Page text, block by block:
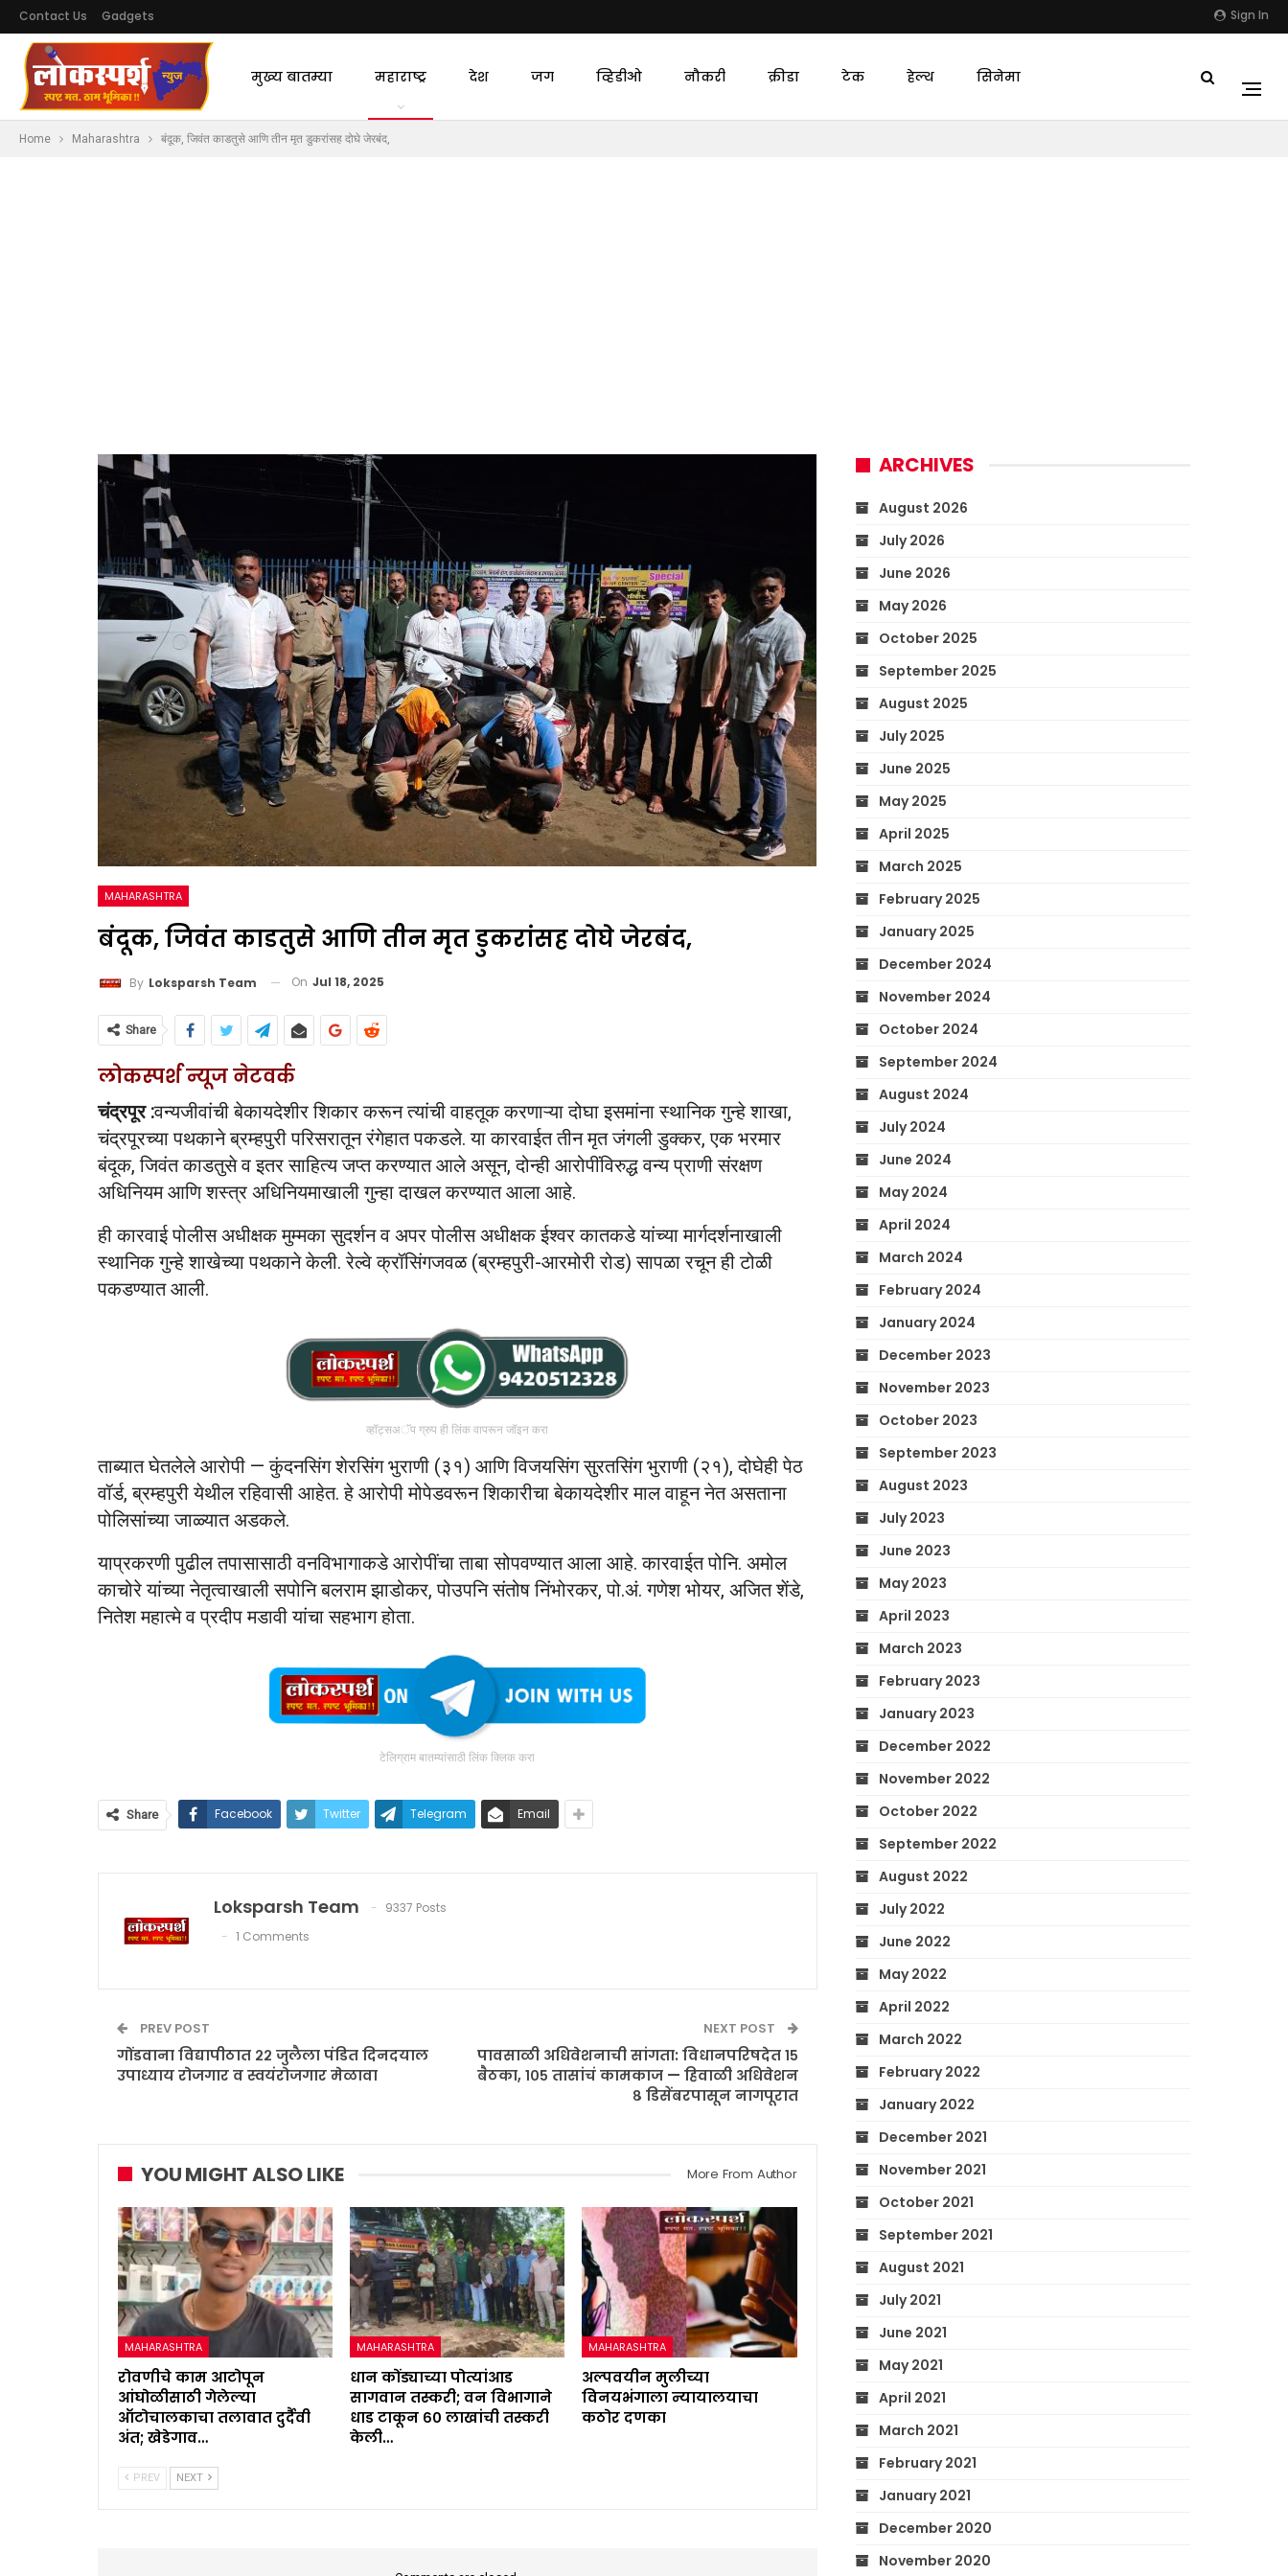
Sign In
Contact Us Gadgets
मुख्य बातम्या महाराष्ट्र देश जग व्हिडीओ नौकरी क्रीडा टेक हेल्थ सिनेमा
Home Maharashtra बंदूक, जिवंत काडतुसे आणि तीन मृत डुकरांसह दोघे जेरबंद,
MAHARASHTRA
बंदूक, जिवंत काडतुसे आणि तीन मृत डुकरांसह दोघे जेरबंद,
By Loksparsh Team On Jul 18, 2025
Share
लोकस्पर्श न्यूज नेटवर्क
चंद्रपूर :वन्यजीवांची बेकायदेशीर शिकार करून त्यांची वाहतूक करणाऱ्या दोघा इसमांना स्थानिक गुन्हे शाखा,
चंद्रपूरच्या पथकाने ब्रम्हपुरी परिसरातून रंगेहात पकडले. या कारवाईत तीन मृत जंगली डुक्कर, एक भरमार
बंदूक, जिवंत काडतुसे व इतर साहित्य जप्त करण्यात आले असून, दोन्ही आरोपींविरुद्ध वन्य प्राणी संरक्षण
अधिनियम आणि शस्त्र अधिनियमाखाली गुन्हा दाखल करण्यात आला आहे.
ही कारवाई पोलीस अधीक्षक मुम्मका सुदर्शन व अपर पोलीस अधीक्षक ईश्वर कातकडे यांच्या मार्गदर्शनाखाली
स्थानिक गुन्हे शाखेच्या पथकाने केली. रेल्वे क्रॉसिंगजवळ (ब्रम्हपुरी-आरमोरी रोड) सापळा रचून ही टोळी
पकडण्यात आली.
व्हॉट्सअॅप ग्रुप ही लिंक वापरून जॉइन करा
ताब्यात घेतलेले आरोपी — कुंदनसिंग शेरसिंग भुराणी (३१) आणि विजयसिंग सुरतसिंग भुराणी (२१), दोघेही पेठ
वॉर्ड, ब्रम्हपुरी येथील रहिवासी आहेत. हे आरोपी मोपेडवरून शिकारीचा बेकायदेशीर माल वाहून नेत असताना
पोलिसांच्या जाळ्यात अडकले.
याप्रकरणी पुढील तपासासाठी वनविभागाकडे आरोपींचा ताबा सोपवण्यात आला आहे. कारवाईत पोनि. अमोल
काचोरे यांच्या नेतृत्वाखाली सपोनि बलराम झाडोकर, पोउपनि संतोष निंभोरकर, पो.अं. गणेश भोयर, अजित शेंडे,
नितेश महात्मे व प्रदीप मडावी यांचा सहभाग होता.
टेलिग्राम बातम्यांसाठी लिंक क्लिक करा
Share Facebook Twitter Telegram Email
Loksparsh Team
9337 Posts
1 Comments
PREV POST
गोंडवाना विद्यापीठात २२ जुलैला पंडित दिनदयाल
उपाध्याय रोजगार व स्वयंरोजगार मेळावा
NEXT POST
पावसाळी अधिवेशनाची सांगता: विधानपरिषदेत १५
बैठका, १०५ तासांचं कामकाज — हिवाळी अधिवेशन
८ डिसेंबरपासून नागपूरात
YOU MIGHT ALSO LIKE More From Author
MAHARASHTRA
रोवणीचे काम आटोपून
आंघोळीसाठी गेलेल्या
ऑटोचालकाचा तलावात दुर्दैवी
अंत; खेडेगाव…
MAHARASHTRA
धान कोंड्याच्या पोत्यांआड
सागवान तस्करी; वन विभागाने
धाड टाकून ६० लाखांची तस्करी
केली…
MAHARASHTRA
अल्पवयीन मुलीच्या
विनयभंगाला न्यायालयाचा
कठोर दणका
PREV NEXT
ARCHIVES
August 2026
July 2026
June 2026
May 2026
October 2025
September 2025
August 2025
July 2025
June 2025
May 2025
April 2025
March 2025
February 2025
January 2025
December 2024
November 2024
October 2024
September 2024
August 2024
July 2024
June 2024
May 2024
April 2024
March 2024
February 2024
January 2024
December 2023
November 2023
October 2023
September 2023
August 2023
July 2023
June 2023
May 2023
April 2023
March 2023
February 2023
January 2023
December 2022
November 2022
October 2022
September 2022
August 2022
July 2022
June 2022
May 2022
April 2022
March 2022
February 2022
January 2022
December 2021
November 2021
October 2021
September 2021
August 2021
July 2021
June 2021
May 2021
April 2021
March 2021
February 2021
January 2021
December 2020
November 2020